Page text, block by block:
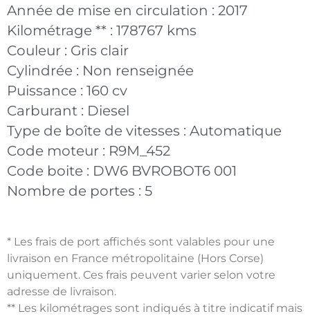
Année de mise en circulation : 2017
Kilométrage ** : 178767 kms
Couleur : Gris clair
Cylindrée : Non renseignée
Puissance : 160 cv
Carburant : Diesel
Type de boîte de vitesses : Automatique
Code moteur : R9M_452
Code boite : DW6 BVROBOT6 001
Nombre de portes : 5
* Les frais de port affichés sont valables pour une
livraison en France métropolitaine (Hors Corse)
uniquement. Ces frais peuvent varier selon votre
adresse de livraison.
** Les kilométrages sont indiqués à titre indicatif mais